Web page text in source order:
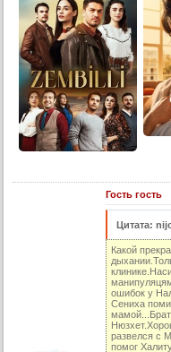
12 серия
12 серия (суб)
13 серия
13 серия (суб)
14 серия
14 серия (суб)
Гость гость
Цитата:
Какой
ошибок у
Сениха
развелся с
помог